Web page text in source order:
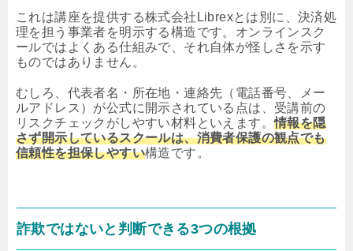
これは講座を提供する株式会社Librexとは別に、決済処
理を担う事業者を明示する構造です。オンラインスク
ールではよくある仕組みで、それ自体が怪しさを示す
ものではありません。
むしろ、代表者名・所在地・連絡先（電話番号、メー
ルアドレス）が公式に開示されている点は、受講前の
リスクチェックがしやすい材料といえます。情報を隠
さず開示しているスクールは、消費者保護の観点でも
信頼性を担保しやすい構造です。
詐欺ではないと判断できる3つの根拠